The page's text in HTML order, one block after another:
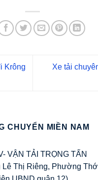
Krông
Xe tải
CHUYỂN MIỀN NAM
VẬN TẢI TRỌNG TẤN
Thị Riêng, Phường